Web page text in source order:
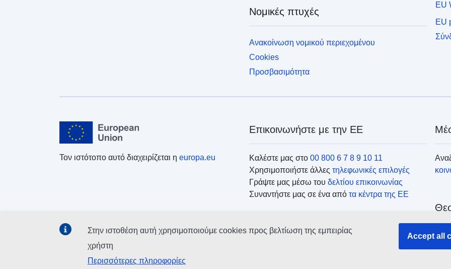
Νομικές πτυχές
Ανακοίνωση νομικού περιεχομένου
Cookies
Προσβασιμότητα
EU
EU
Τον ιστότοπο αυτό διαχειρίζεται η europa.eu
Επικοινωνήστε με την ΕΕ
Καλέστε μας στο 00 800 6 7 8 9 10 11
Χρησιμοποιήστε άλλες τηλεφωνικές επιλογές
Γράψτε μας μέσω του δελτίου επικοινωνίας
Συναντήστε μας σε ένα από τα κέντρα της ΕΕ
Στην ιστοθέση αυτή χρησιμοποιούμε cookies προς βελτίωση της εμπειρίας
χρήστη
Περισσότερες πληροφορίες
Accept all